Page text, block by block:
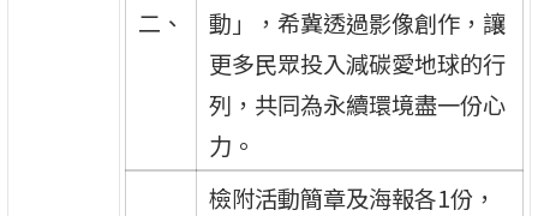
二、
動」，希冀透過影像創作，讓
更多民眾投入減碳愛地球的行
列，共同為永續環境盡一份心
力。
檢附活動簡章及海報各1份，